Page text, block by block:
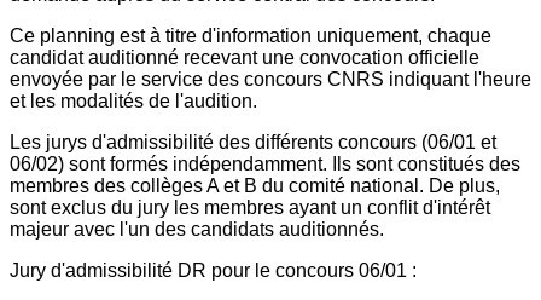
Ce planning est à titre d'information uniquement, chaque
candidat auditionné recevant une convocation officielle
envoyée par le service des concours CNRS indiquant l'heure
et les modalités de l'audition.
Les jurys d'admissibilité des différents concours (06/01 et
06/02) sont formés indépendamment. Ils sont constitués des
membres des collèges A et B du comité national. De plus,
sont exclus du jury les membres ayant un conflit d'intérêt
majeur avec l'un des candidats auditionnés.
Jury d'admissibilité DR pour le concours 06/01 :